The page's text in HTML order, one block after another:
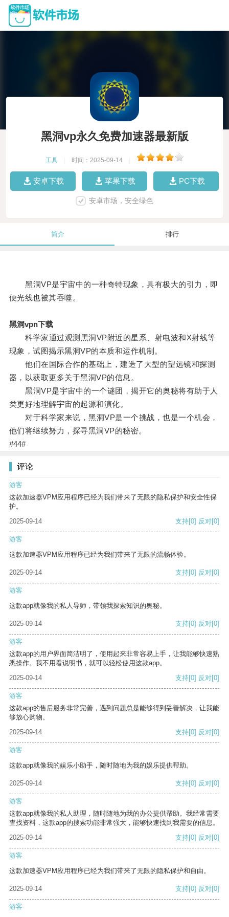
黑洞vp永久免费加速器最新版
工具 时间：2025-09-14
安卓下载 苹果下载 PC下载
安卓市场，安全绿色
简介 排行
黑洞VP是宇宙中的一种奇特现象，具有极大的引力，即
便光线也被其吞噬。
黑洞vpn下载
科学家通过观测黑洞VP附近的星系、射电波和X射线等
现象，试图揭示黑洞VP的本质和运作机制。
他们在国际合作的基础上，建造了大型的望远镜和探测
器，以获取更多关于黑洞VP的信息。
黑洞VP是宇宙中的一个谜团，揭开它的奥秘将有助于人
类更好地理解宇宙的起源和演化。
对于科学家来说，黑洞VP是一个挑战，也是一个机会，
他们将继续努力，探寻黑洞VP的秘密。
#44#
评论
游客
这款加速器VPM应用程序已经为我们带来了无限的隐私保护和安全性保
护。
2025-09-14
支持[0] 反对[0]
游客
这款加速器VPM应用程序已经为我们带来了无限的流畅体验。
2025-09-14 支持[0] 反对[0]
游客
这款app就像我的私人导师，带领我探索知识的奥秘。
2025-09-14 支持[0] 反对[0]
游客
这款app的用户界面简洁明了，使用起来非常容易上手，让我能够快速熟
悉操作。我不用看说明书，就可以轻松使用这款app。
2025-09-14
支持[0] 反对[0]
游客
这款app的售后服务非常完善，遇到问题总是能够得到妥善解决，让我能
够放心购物。
2025-09-14
支持[0] 反对[0]
游客
这款app就像我的娱乐小助手，随时随地为我的娱乐提供帮助。
2025-09-14 支持[0] 反对[0]
游客
这款app就像我的私人助理，随时随地为我的办公提供帮助。我经常需要
查找资料，这款app的搜索功能非常强大，能够快速找到我需要的信息。
2025-09-14
支持[0] 反对[0]
游客
这款加速器VPM应用程序已经为我们带来了无限的隐私保护和自由。
2025-09-14 支持[0] 反对[0]
游客